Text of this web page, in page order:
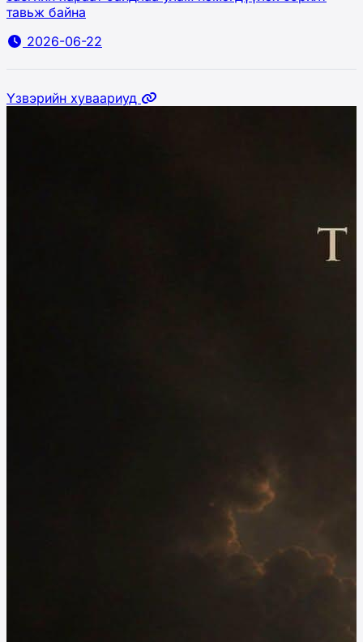
тавьж байна
2026-06-22
Үзвэрийн хуваариуд